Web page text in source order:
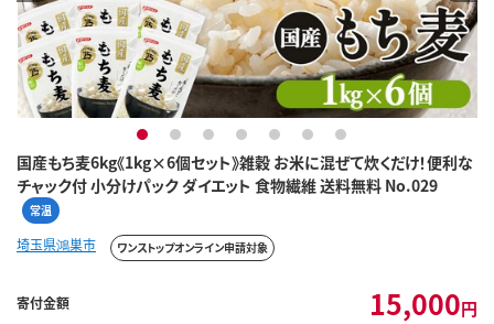
国産もち麦6kg《1kg×6個セット》雑穀 お米に混ぜて炊くだけ！便利な
チャック付 小分けパック ダイエット 食物繊維 送料無料 No.029
常温
1 2 3 4 5 6 7
埼玉県鴻巣市 ワンストップオンライン申請対象
寄付金額 15,000円